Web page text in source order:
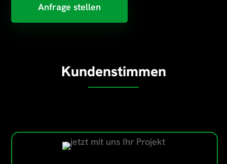
Anfrage stellen
Kundenstimmen